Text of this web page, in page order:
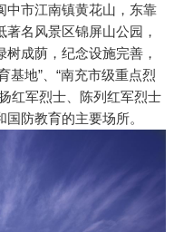
中市江南镇黄花山，东靠
名风景区锦屏山公园，
成荫，纪念设施完善，
基地”、“南充市级重点烈
红军烈士、陈列红军烈士
防教育的主要场所。